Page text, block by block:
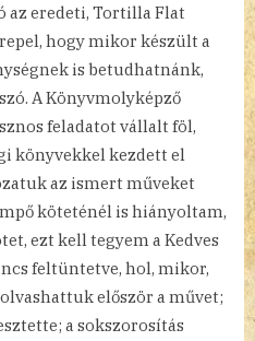
az eredeti, Tortilla Flat
hogy mikor készült a
is betudhatnánk,
A Könyvmolyképző
feladatot vállalt föl,
könyvekkel kezdett el
az ismert műveket
köteténél is hiányoltam,
ezt kell tegyem a Kedves
feltüntetve, hol, mikor,
először a művet;
a sokszorosítás